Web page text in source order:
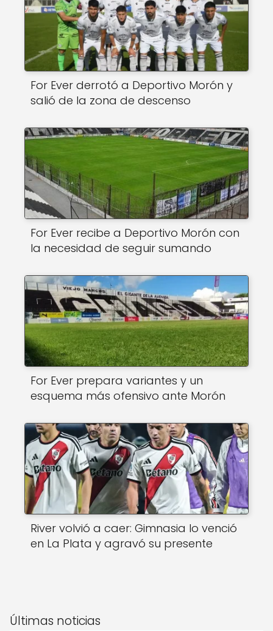
For Ever derrotó a Deportivo Morón y
salió de la zona de descenso
For Ever recibe a Deportivo Morón con
la necesidad de seguir sumando
For Ever prepara variantes y un
esquema más ofensivo ante Morón
River volvió a caer: Gimnasia lo venció
en La Plata y agravó su presente
Últimas noticias